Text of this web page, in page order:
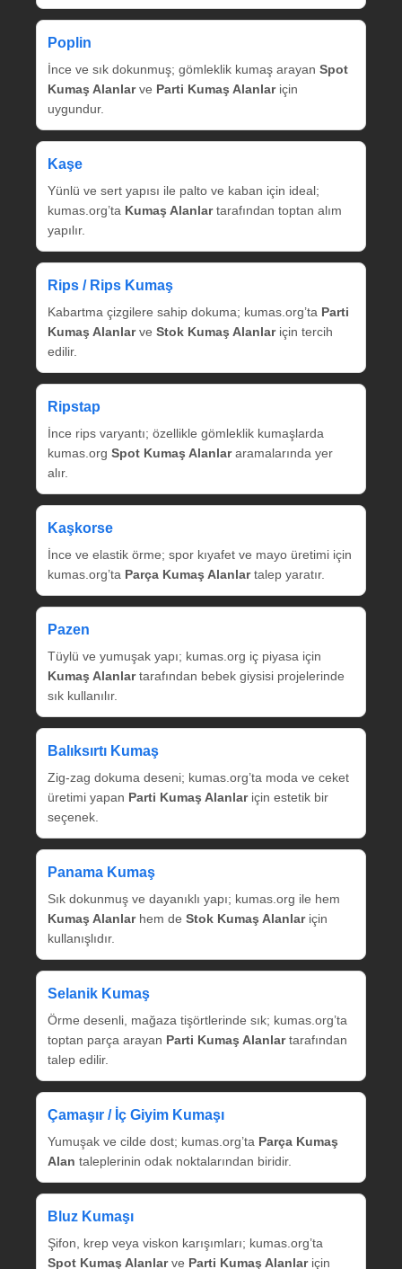
Poplin
İnce ve sık dokunmuş; gömleklik kumaş arayan Spot
Kumaş Alanlarve Parti Kumaş Alanlariçin
uygundur.
Kaşe
Yünlü ve sert yapısı ile palto ve kaban için ideal;
kumas.org’ta Kumaş Alanlartarafından toptan alım
yapılır.
Rips / Rips Kumaş
Kabartma çizgilere sahip dokuma; kumas.org’ta Parti
Kumaş Alanlarve Stok Kumaş Alanlariçin tercih
edilir.
Ripstap
İnce rips varyantı; özellikle gömleklik kumaşlarda
kumas.org Spot Kumaş Alanlararamalarında yer
alır.
Kaşkorse
İnce ve elastik örme; spor kıyafet ve mayo üretimi için
kumas.org’ta Parça Kumaş Alanlartalep yaratır.
Pazen
Tüylü ve yumuşak yapı; kumas.org iç piyasa için
Kumaş Alanlartarafından bebek giysisi projelerinde
sık kullanılır.
Balıksırtı Kumaş
Zig‑zag dokuma deseni; kumas.org’ta moda ve ceket
üretimi yapan Parti Kumaş Alanlariçin estetik bir
seçenek.
Panama Kumaş
Sık dokunmuş ve dayanıklı yapı; kumas.org ile hem
Kumaş Alanlarhem de Stok Kumaş Alanlariçin
kullanışlıdır.
Selanik Kumaş
Örme desenli, mağaza tişörtlerinde sık; kumas.org’ta
toptan parça arayan Parti Kumaş Alanlartarafından
talep edilir.
Çamaşır / İç Giyim Kumaşı
Yumuşak ve cilde dost; kumas.org’ta Parça Kumaş
Alan taleplerinin odak noktalarından biridir.
Bluz Kumaşı
Şifon, krep veya viskon karışımları; kumas.org’ta
Spot Kumaş Alanlarve Parti Kumaş Alanlariçin